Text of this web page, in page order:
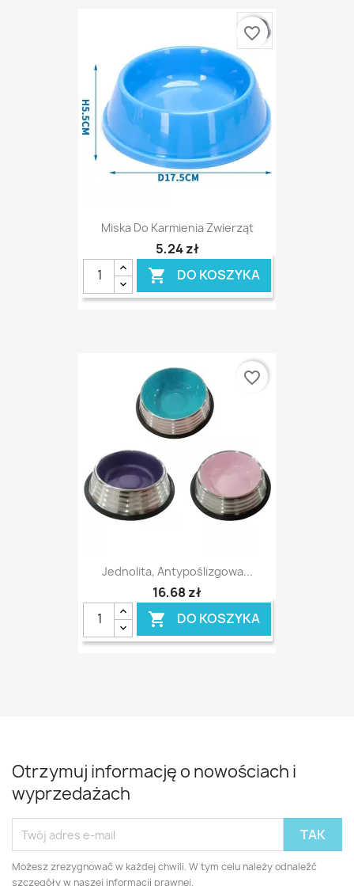
Miska Do Karmienia Zwierząt
5,24 zł
 DO KOSZYKA
favorite_border
Jednolita, Antypoślizgowa...
16,68 zł
 DO KOSZYKA
favorite_border
Otrzymuj informację o nowościach i
wyprzedażach
Możesz zrezygnować w każdej chwili. W tym celu należy odnaleźć
szczegóły w naszej informacji prawnej.